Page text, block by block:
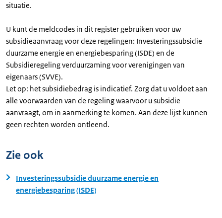
situatie.
U kunt de meldcodes in dit register gebruiken voor uw
subsidieaanvraag voor deze regelingen: Investeringssubsidie
duurzame energie en energiebesparing (ISDE) en de
Subsidieregeling verduurzaming voor verenigingen van
eigenaars (SVVE).
Let op: het subsidiebedrag is indicatief. Zorg dat u voldoet aan
alle voorwaarden van de regeling waarvoor u subsidie
aanvraagt, om in aanmerking te komen. Aan deze lijst kunnen
geen rechten worden ontleend.
Zie ook
Investeringssubsidie duurzame energie en
energiebesparing (ISDE)